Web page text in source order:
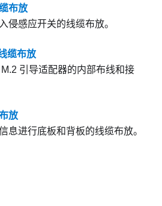
布放
侵感应开关的线缆布放。
缆布放
引导适配器的内部布线和接
放
息进行底板和背板的线缆布放。